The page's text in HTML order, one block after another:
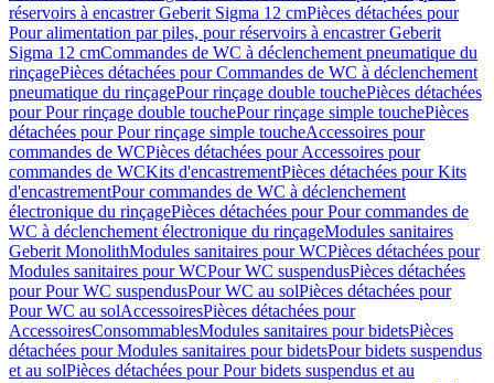
réservoirs à encastrer Geberit Sigma 12 cmPièces détachées pour
Pour alimentation par piles, pour réservoirs à encastrer Geberit
Sigma 12 cmCommandes de WC à déclenchement pneumatique du
rinçagePièces détachées pour Commandes de WC à déclenchement
pneumatique du rinçagePour rinçage double touchePièces détachées
pour Pour rinçage double touchePour rinçage simple touchePièces
détachées pour Pour rinçage simple toucheAccessoires pour
commandes de WCPièces détachées pour Accessoires pour
commandes de WCKits d'encastrementPièces détachées pour Kits
d'encastrementPour commandes de WC à déclenchement
électronique du rinçagePièces détachées pour Pour commandes de
WC à déclenchement électronique du rinçageModules sanitaires
Geberit MonolithModules sanitaires pour WCPièces détachées pour
Modules sanitaires pour WCPour WC suspendusPièces détachées
pour Pour WC suspendusPour WC au solPièces détachées pour
Pour WC au solAccessoiresPièces détachées pour
AccessoiresConsommablesModules sanitaires pour bidetsPièces
détachées pour Modules sanitaires pour bidetsPour bidets suspendus
et au solPièces détachées pour Pour bidets suspendus et au